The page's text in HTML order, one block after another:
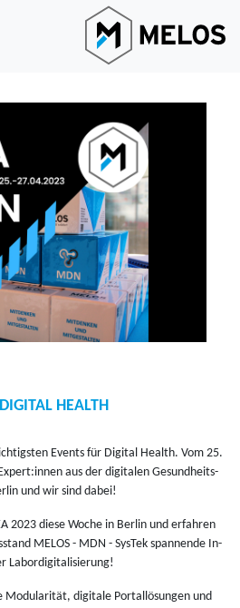
HEALTH
Events für Di­gi­tal Health. Vom 25.
aus der di­gi­ta­len Ge­sund­heits­
und wir sind dabei!
2023 diese Woche in Ber­lin und er­fah­ren
MELOS - MDN - Sys­Tek span­nen­de In­
La­bor­di­gi­ta­li­sie­rung!
Mo­du­la­ri­tät, di­gi­ta­le Portall­ösun­gen und